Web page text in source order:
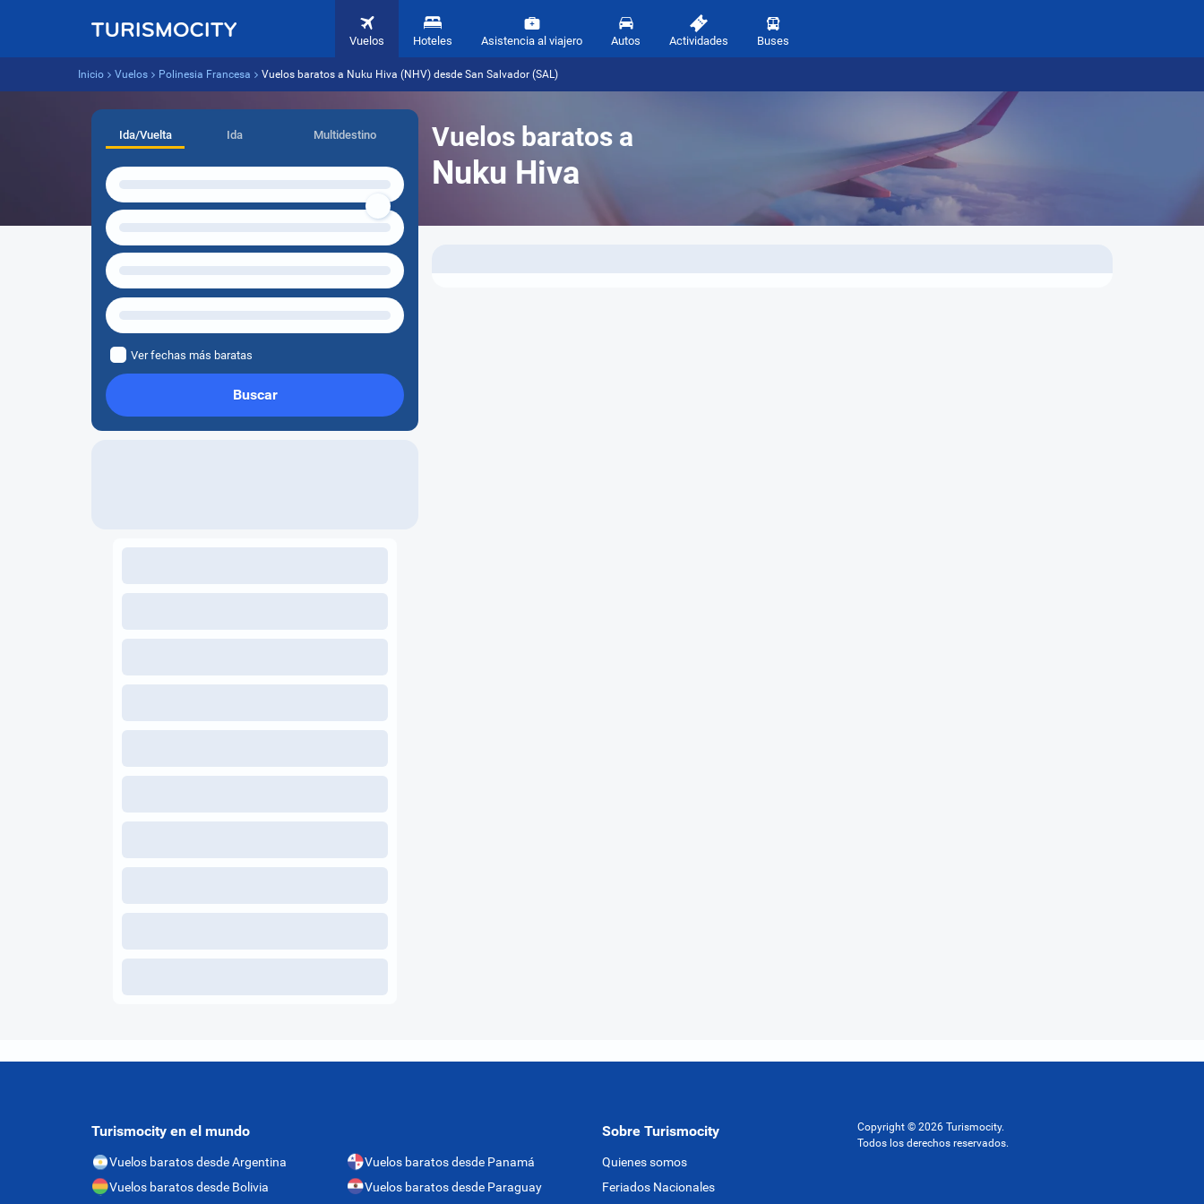
Vuelos Hoteles Asistencia al viajero Autos Actividades Buses
Inicio Vuelos Polinesia Francesa Vuelos baratos a Nuku Hiva (NHV) desde San Salvador (SAL)
Vuelos baratos a
Nuku Hiva
Ida/Vuelta Ida Multidestino
Ver fechas más baratas
Buscar
Turismocity en el mundo
Vuelos baratos desde Argentina
Vuelos baratos desde Bolivia
Vuelos baratos desde Panamá
Vuelos baratos desde Paraguay
Sobre Turismocity
Quienes somos
Feriados Nacionales
Copyright © 2026 Turismocity.
Todos los derechos reservados.